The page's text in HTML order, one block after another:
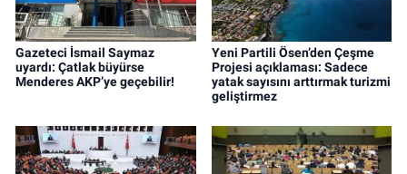
Gazeteci İsmail Saymaz
uyardı: Çatlak büyürse
Menderes AKP’ye geçebilir!
Yeni Partili Ösen’den Çeşme
Projesi açıklaması: Sadece
yatak sayısını arttırmak turizmi
geliştirmez